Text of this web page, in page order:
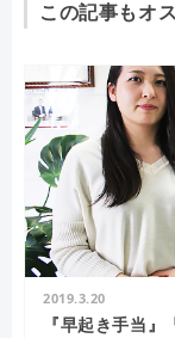
この記事もオ
2019.3.20
『早起き手当